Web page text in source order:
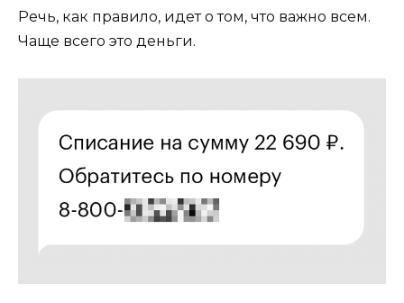
Речь, как правило, идет о том, что важно всем.
Чаще всего это деньги.